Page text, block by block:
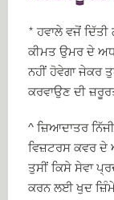
* ਹਵਾਲੇ ਵਜੋਂ
ਕੀਮਤ ਉਮਰ ਦੇ
ਨਹੀਂ ਹੋਵੇਗਾ ਜੇਕਰ
ਕਰਵਾਉਣ ਦੀ
^ ਜ਼ਿਆਦਾਤਰ
ਵਿਜ਼ਟਰਸ ਕਵਰ ਦੇ
ਤੁਸੀਂ ਕਿਸੇ ਸੇਵਾ
ਕਰਨ ਲਈ ਖੁਦ